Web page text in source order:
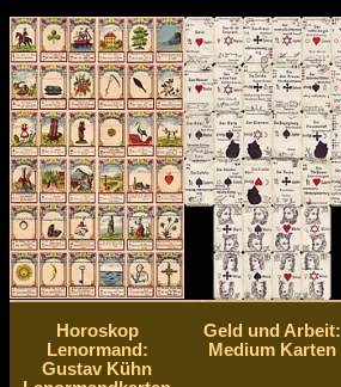
Horoskop
Lenormand:
Gustav Kühn
Geld und Arbeit:
Medium Karten